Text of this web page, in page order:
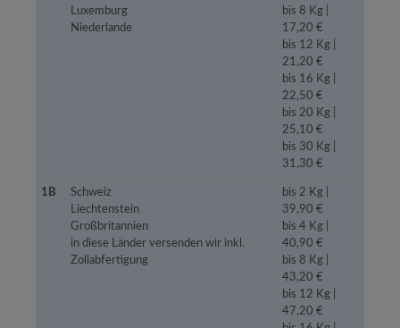
Luxemburg
Niederlande
bis 8 Kg |
17,20 €
bis 12 Kg |
21,20 €
bis 16 Kg |
22,50 €
bis 20 Kg |
25,10 €
bis 30 Kg |
31,30 €
1B
Schweiz
Liechtenstein
Großbritannien
in diese Länder versenden wir inkl.
Zollabfertigung
bis 2 Kg |
39,90 €
bis 4 Kg |
40,90 €
bis 8 Kg |
43,20 €
bis 12 Kg |
47,20 €